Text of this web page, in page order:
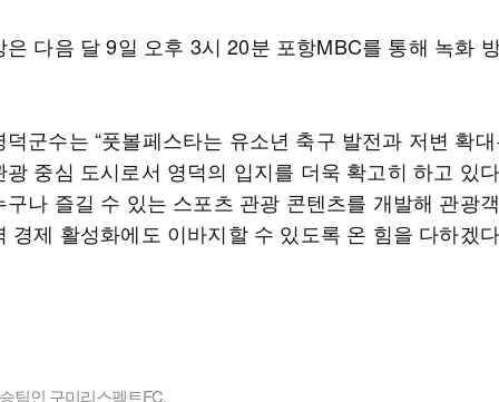
은 다음 달 9일 오후 3시 20분 포항MBC를 통해 녹화
덕군수는 “풋볼페스타는 유소년 축구 발전과 저변 확
광 중심 도시로서 영덕의 입지를 더욱 확고히 하고 있다
구나 즐길 수 있는 스포츠 관광 콘텐츠를 개발해 관광
경제 활성화에도 이바지할 수 있도록 온 힘을 다하겠
팀인 구미리스펙트FC.